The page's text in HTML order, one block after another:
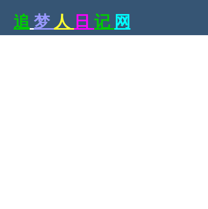
追 梦 人 日 记 网